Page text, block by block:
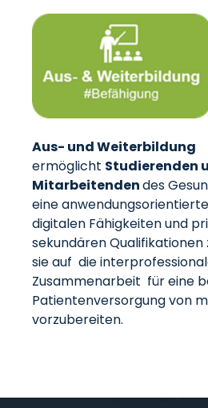
Aus- und Weiterbildung
ermöglicht Studierenden
Mitarbeitendendes
eine anwendungsorientierte
digitalen Fähigkeiten und
sekundären
sie auf die
Zusammenarbeit für eine
Patientenversorgung von
vorzubereiten.